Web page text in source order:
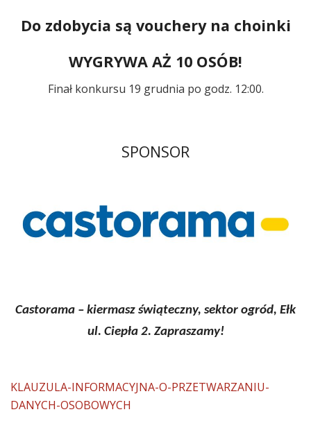
Do zdobycia są vouchery na choinki
WYGRYWA AŻ 10 OSÓB!
Finał konkursu 19 grudnia po godz. 12:00.
SPONSOR
Castorama – kiermasz świąteczny, sektor ogród, Ełk
ul. Ciepła 2. Zapraszamy!
KLAUZULA-INFORMACYJNA-O-PRZETWARZANIU-
DANYCH-OSOBOWYCH